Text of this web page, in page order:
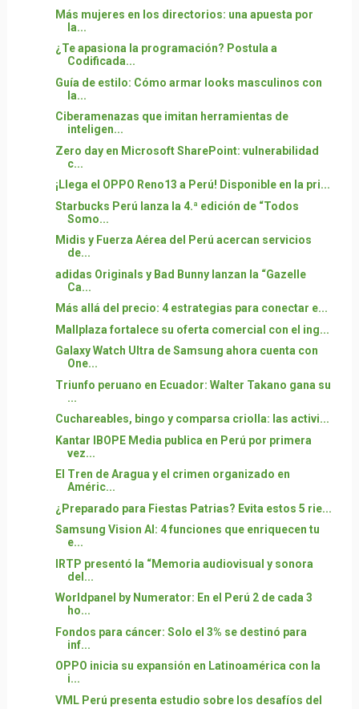
Más mujeres en los directorios: una apuesta por
la...
¿Te apasiona la programación? Postula a
Codificada...
Guía de estilo: Cómo armar looks masculinos con
la...
Ciberamenazas que imitan herramientas de
inteligen...
Zero day en Microsoft SharePoint: vulnerabilidad
c...
¡Llega el OPPO Reno13 a Perú! Disponible en la pri...
Starbucks Perú lanza la 4.ª edición de “Todos
Somo...
Midis y Fuerza Aérea del Perú acercan servicios
de...
adidas Originals y Bad Bunny lanzan la “Gazelle
Ca...
Más allá del precio: 4 estrategias para conectar e...
Mallplaza fortalece su oferta comercial con el ing...
Galaxy Watch Ultra de Samsung ahora cuenta con
One...
Triunfo peruano en Ecuador: Walter Takano gana su
...
Cuchareables, bingo y comparsa criolla: las activi...
Kantar IBOPE Media publica en Perú por primera
vez...
El Tren de Aragua y el crimen organizado en
Améric...
¿Preparado para Fiestas Patrias? Evita estos 5 rie...
Samsung Vision AI: 4 funciones que enriquecen tu
e...
IRTP presentó la “Memoria audiovisual y sonora
del...
Worldpanel by Numerator: En el Perú 2 de cada 3
ho...
Fondos para cáncer: Solo el 3% se destinó para
inf...
OPPO inicia su expansión en Latinoamérica con la
i...
VML Perú presenta estudio sobre los desafíos del